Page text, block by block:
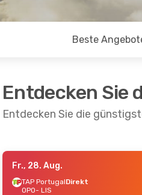
Beste
Entdecken Sie
Entdecken Sie die
- So., 30. Aug.
Fr., 28. Aug.
TAP PortugalDirekt
OPO- LIS